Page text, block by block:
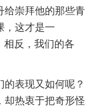
崇拜他的那些青
，这才是一
相反，我们的各
表现又如何呢？
却热衷于把奇形怪